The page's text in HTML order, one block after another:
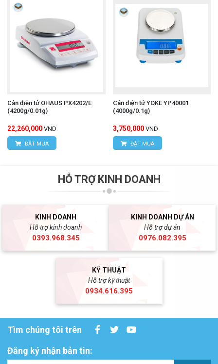
Cân điện tử OHAUS PX4202/E
(4200g/0.01g)
22,260,000 VND
ĐẶT MUA
Cân điện tử YOKE YP40001
(4000g/0.1g)
3,750,000 VND
ĐẶT MUA
HỖ TRỢ KINH DOANH
KINH DOANH
Hỗ trợ kinh doanh
0393.968.345
KINH DOANH DỰ ÁN
Hỗ trợ dự án
0976.082.395
KỸ THUẬT
Hỗ trợ kỹ thuật
0934.616.395
Tìm chúng tôi trên
Đăng ký nhận bản tin: